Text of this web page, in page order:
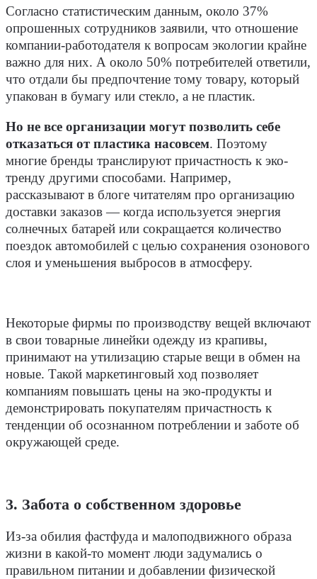
Согласно статистическим данным, около 37%
опрошенных сотрудников заявили, что отношение
компании-работодателя к вопросам экологии крайне
важно для них. А около 50% потребителей ответили,
что отдали бы предпочтение тому товару, который
упакован в бумагу или стекло, а не пластик.
Но не все организации могут позволить себе
отказаться от пластика насовсем. Поэтому
многие бренды транслируют причастность к эко-
тренду другими способами. Например,
рассказывают в блоге читателям про организацию
доставки заказов — когда используется энергия
солнечных батарей или сокращается количество
поездок автомобилей с целью сохранения озонового
слоя и уменьшения выбросов в атмосферу.
Некоторые фирмы по производству вещей включают
в свои товарные линейки одежду из крапивы,
принимают на утилизацию старые вещи в обмен на
новые. Такой маркетинговый ход позволяет
компаниям повышать цены на эко-продукты и
демонстрировать покупателям причастность к
тенденции об осознанном потреблении и заботе об
окружающей среде.
3. Забота о собственном здоровье
Из-за обилия фастфуда и малоподвижного образа
жизни в какой-то момент люди задумались о
правильном питании и добавлении физической